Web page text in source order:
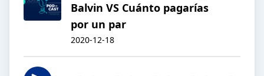
Balvin VS Cuánto pagarías
por un par
2020-12-18